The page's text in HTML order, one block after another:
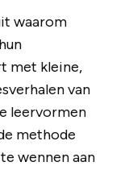
waarom
met kleine,
van
leervormen
methode
wennen aan